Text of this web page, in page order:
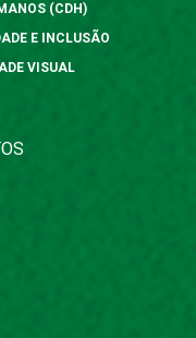
(CDH)
E INCLUSÃO
VISUAL